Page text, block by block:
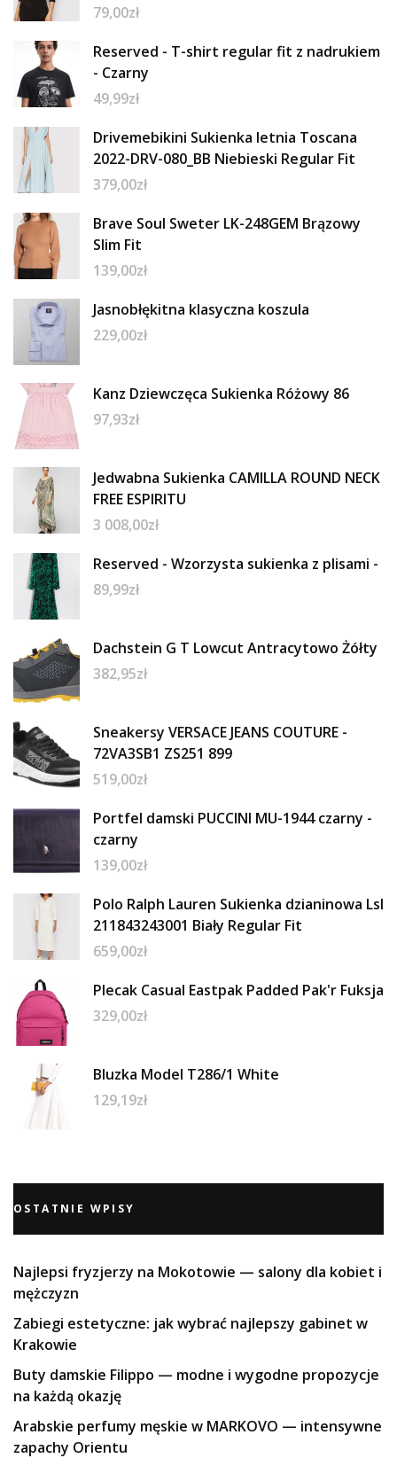
79,00zł
Reserved - T-shirt regular fit z nadrukiem
- Czarny
49,99zł
Drivemebikini Sukienka letnia Toscana
2022-DRV-080_BB Niebieski Regular Fit
379,00zł
Brave Soul Sweter LK-248GEM Brązowy
Slim Fit
139,00zł
Jasnobłękitna klasyczna koszula
229,00zł
Kanz Dziewczęca Sukienka Różowy 86
97,93zł
Jedwabna Sukienka CAMILLA ROUND NECK
FREE ESPIRITU
3 008,00zł
Reserved - Wzorzysta sukienka z plisami -
89,99zł
Dachstein G T Lowcut Antracytowo Żółty
382,95zł
Sneakersy VERSACE JEANS COUTURE -
72VA3SB1 ZS251 899
519,00zł
Portfel damski PUCCINI MU-1944 czarny -
czarny
139,00zł
Polo Ralph Lauren Sukienka dzianinowa Lsl
211843243001 Biały Regular Fit
659,00zł
Plecak Casual Eastpak Padded Pak'r Fuksja
329,00zł
Bluzka Model T286/1 White
129,19zł
OSTATNIE WPISY
Najlepsi fryzjerzy na Mokotowie — salony dla kobiet i
mężczyzn
Zabiegi estetyczne: jak wybrać najlepszy gabinet w
Krakowie
Buty damskie Filippo — modne i wygodne propozycje
na każdą okazję
Arabskie perfumy męskie w MARKOVO — intensywne
zapachy Orientu